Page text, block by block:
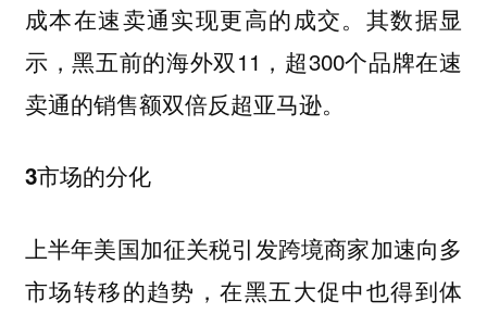
成本在速卖通实现更高的成交。其数据显
示，黑五前的海外双11，超300个品牌在速
卖通的销售额双倍反超亚马逊。
3市场的分化
上半年美国加征关税引发跨境商家加速向多
市场转移的趋势，在黑五大促中也得到体